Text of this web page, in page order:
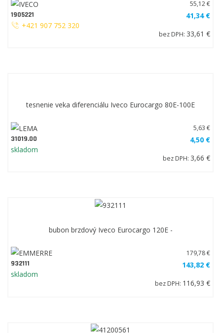
1905221
+421 907 752 320
55,12 €
41,34 €
bez DPH: 33,61 €
tesnenie veka diferenciálu Iveco Eurocargo 80E-100E
31019.00
skladom
5,63 €
4,50 €
bez DPH:3,66 €